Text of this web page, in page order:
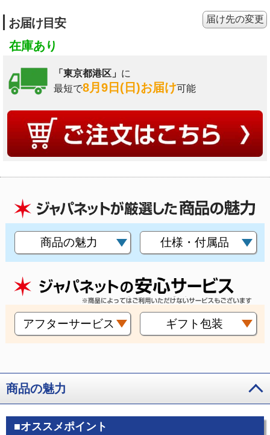
お届け目安
在庫あり
「東京都港区」 に
最短で8月9日(日)お届け可能
届け先の変更
商品の魅力 仕様・付属品
アフターサービス ギフト包装
商品の魅力
■オススメポイント